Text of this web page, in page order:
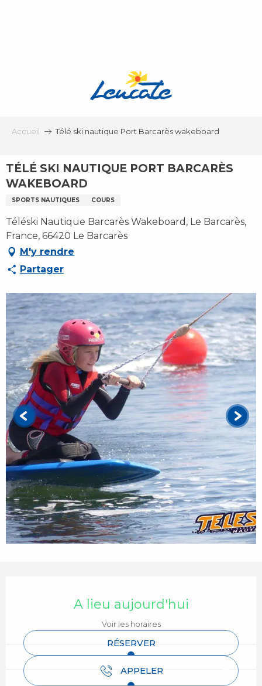
Accueil Télé ski nautique Port Barcarès wakeboard
TÉLÉ SKI NAUTIQUE PORT BARCARÈS
WAKEBOARD
SPORTS NAUTIQUES COURS
Téléski Nautique Barcarès Wakeboard, Le Barcarès,
France, 66420 Le Barcarès
M'y rendre
Partager
A lieu aujourd'hui
Voir les horaires
RÉSERVER
APPELER